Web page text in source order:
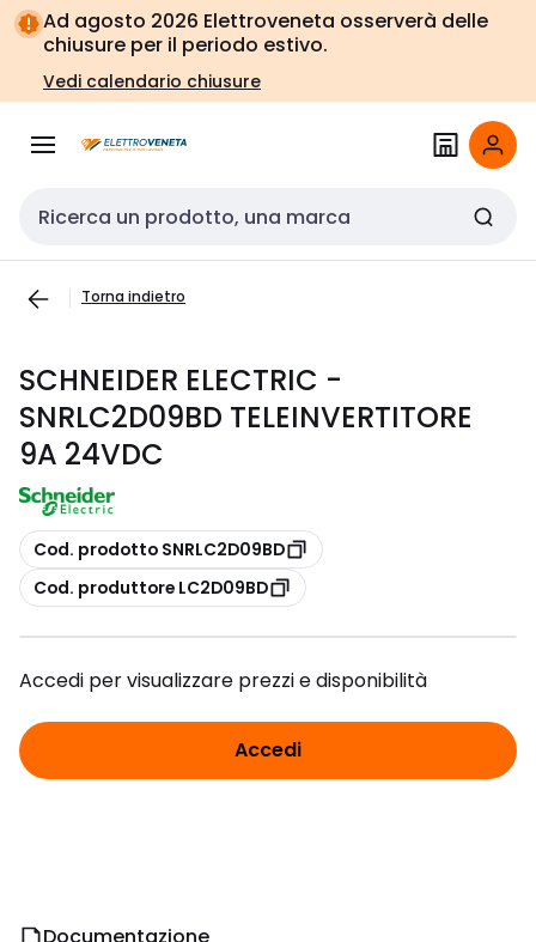
Vai alla
navigazione
Vai
alla
pagina
Ad agosto 2026 Elettroveneta osserverà delle
chiusure per il periodo estivo.
Vedi calendario chiusure
Cerca input
Torna indietro
SCHNEIDER ELECTRIC -
SNRLC2D09BD TELEINVERTITORE
9A 24VDC
copia
Cod. prodotto SNRLC2D09BD
copia
Cod. produttore LC2D09BD
Accedi per visualizzare prezzi e disponibilità
Accedi